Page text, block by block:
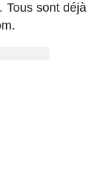
Tous sont déjà